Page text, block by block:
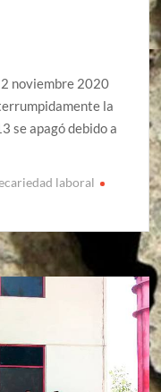
noviembre 2020
la
se apagó debido a
laboral